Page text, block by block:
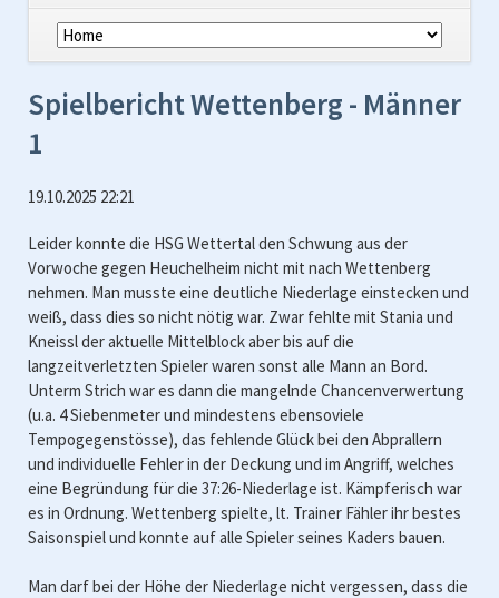
Navigation
überspringen
Spielbericht Wettenberg - Männer
1
19.10.2025 22:21
Leider konnte die HSG Wettertal den Schwung aus der
Vorwoche gegen Heuchelheim nicht mit nach Wettenberg
nehmen. Man musste eine deutliche Niederlage einstecken und
weiß, dass dies so nicht nötig war. Zwar fehlte mit Stania und
Kneissl der aktuelle Mittelblock aber bis auf die
langzeitverletzten Spieler waren sonst alle Mann an Bord.
Unterm Strich war es dann die mangelnde Chancenverwertung
(u.a. 4 Siebenmeter und mindestens ebensoviele
Tempogegenstösse), das fehlende Glück bei den Abprallern
und individuelle Fehler in der Deckung und im Angriff, welches
eine Begründung für die 37:26-Niederlage ist. Kämpferisch war
es in Ordnung. Wettenberg spielte, lt. Trainer Fähler ihr bestes
Saisonspiel und konnte auf alle Spieler seines Kaders bauen.
Man darf bei der Höhe der Niederlage nicht vergessen, dass die